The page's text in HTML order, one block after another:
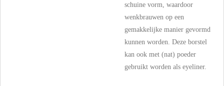
schuine vorm, waardoor
wenkbrauwen op een
gemakkelijke manier gevormd
kunnen worden. Deze borstel
kan ook met (nat) poeder
gebruikt worden als eyeliner.